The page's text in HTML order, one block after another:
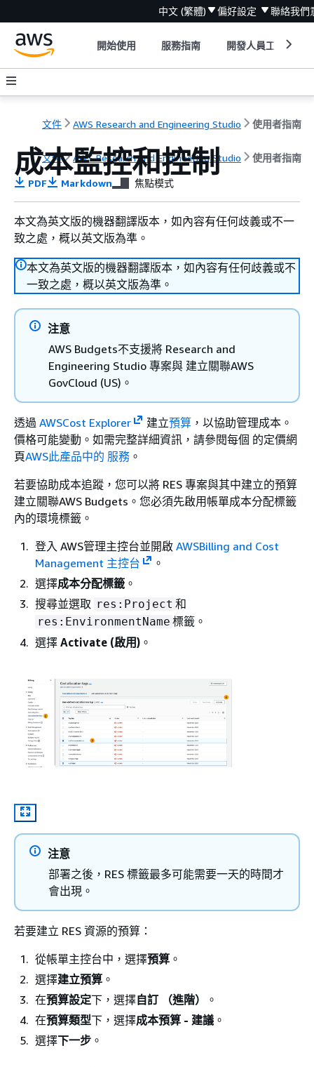
中文 (繁體) 偏好設定 聯絡我們
開始使用 服務指南 開發人員工具
文件 AWS Research and Engineering Studio 使用者指南
文件 AWS Research and Engineering Studio 使用者指南
成本監控和控制
PDF Markdown 焦點模式
本文為英文版的機器翻譯版本，如內容有任何歧義或不一
致之處，概以英文版為準。
本文為英文版的機器翻譯版本，如內容有任何歧義或不
一致之處，概以英文版為準。
注意
AWS Budgets不支援將 Research and
Engineering Studio 專案與 建立關聯AWS
GovCloud (US)。
透過 AWSCost Explorer 建立預算，以協助管理成本。
價格可能變動。如需完整詳細資訊，請參閱每個 的定價網
頁AWS此產品中的 服務 。
若要協助成本追蹤，您可以將 RES 專案與其中建立的預算
建立關聯AWS Budgets。您必須先啟用帳單成本分配標籤
內的環境標籤。
登入 AWS管理主控台並開啟 AWSBilling and Cost
Management 主控台
。
選擇成本分配標籤 。
搜尋並選取 res:Project 和
res:EnvironmentName 標籤。
選擇 Activate (啟用) 。
注意
部署之後，RES 標籤最多可能需要一天的時間才
會出現。
若要建立 RES 資源的預算：
從帳單主控台中，選擇預算 。
選擇建立預算 。
在預算設定下，選擇自訂 （進階）
。
在預算類型下，選擇成本預算 - 建議 。
選擇下一步 。